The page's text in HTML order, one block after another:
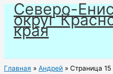
Перейти
содержимому
Северо-
округ
края
Главная Андрей Страница 15